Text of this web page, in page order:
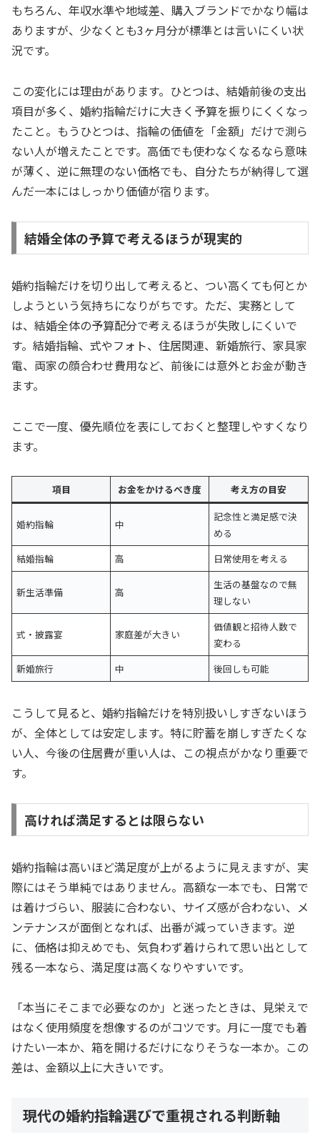
もちろん、年収水準や地域差、購入ブランドでかなり幅は
ありますが、少なくとも3ヶ月分が標準とは言いにくい状
況です。
この変化には理由があります。ひとつは、結婚前後の支出
項目が多く、婚約指輪だけに大きく予算を振りにくくなっ
たこと。もうひとつは、指輪の価値を「金額」だけで測ら
ない人が増えたことです。高価でも使わなくなるなら意味
が薄く、逆に無理のない価格でも、自分たちが納得して選
んだ一本にはしっかり価値が宿ります。
結婚全体の予算で考えるほうが現実的
婚約指輪だけを切り出して考えると、つい高くても何とか
しようという気持ちになりがちです。ただ、実務として
は、結婚全体の予算配分で考えるほうが失敗しにくいで
す。結婚指輪、式やフォト、住居関連、新婚旅行、家具家
電、両家の顔合わせ費用など、前後には意外とお金が動き
ます。
ここで一度、優先順位を表にしておくと整理しやすくなり
ます。
項目 お金をかけるべき度 考え方の目安
婚約指輪 中
記念性と満足感で決
める
結婚指輪
高 日常使用を考える
新生活準備 高
生活の基盤なので無
理しない
式・披露宴 家庭差が大きい
価値観と招待人数で
変わる
新婚旅行
中 後回しも可能
こうして見ると、婚約指輪だけを特別扱いしすぎないほう
が、全体としては安定します。特に貯蓄を崩しすぎたくな
い人、今後の住居費が重い人は、この視点がかなり重要で
す。
高ければ満足するとは限らない
婚約指輪は高いほど満足度が上がるように見えますが、実
際にはそう単純ではありません。高額な一本でも、日常で
は着けづらい、服装に合わない、サイズ感が合わない、メ
ンテナンスが面倒となれば、出番が減っていきます。逆
に、価格は抑えめでも、気負わず着けられて思い出として
残る一本なら、満足度は高くなりやすいです。
「本当にそこまで必要なのか」と迷ったときは、見栄えで
はなく使用頻度を想像するのがコツです。月に一度でも着
けたい一本か、箱を開けるだけになりそうな一本か。この
差は、金額以上に大きいです。
現代の婚約指輪選びで重視される判断軸